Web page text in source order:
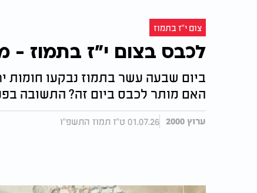
צום י"ז בתמוז
לכבס בצום י"ז בתמוז -
ביום שבעה עשר בתמוז נבקעו חומות
האם מותר לכבס ביום זה? התשובה
ערוץ 2000 01.07.26 ט"ז תמוז התשפ"ו